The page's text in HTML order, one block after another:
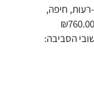
רעות, חיפה,
הסביבה: